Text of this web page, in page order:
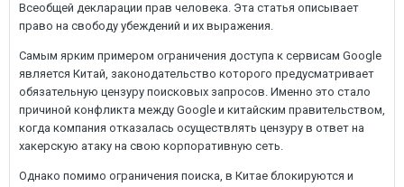
Всеобщей декларации прав человека. Эта статья описывает
право на свободу убеждений и их выражения.
Самым ярким примером ограничения доступа к сервисам Google
является Китай, законодательство которого предусматривает
обязательную цензуру поисковых запросов. Именно это стало
причиной конфликта между Google и китайским правительством,
когда компания отказалась осуществлять цензуру в ответ на
хакерскую атаку на свою корпоративную сеть.
Однако помимо ограничения поиска, в Китае блокируются и